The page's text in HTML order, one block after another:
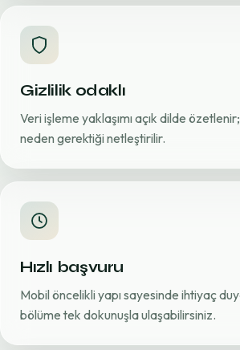
Gizlilik odaklı
Veri işleme yaklaşımı açık dilde
neden gerektiği netleştirilir.
Hızlı başvuru
Mobil öncelikli yapı sayesinde ihtiyaç
bölüme tek dokunuşla ulaşabilirsiniz.